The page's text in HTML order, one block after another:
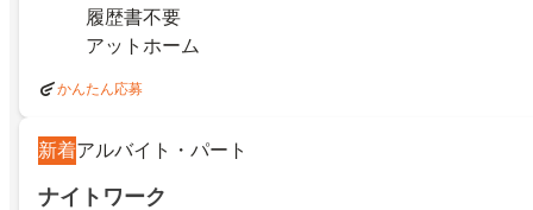
履歴書不要
アットホーム
かんたん応募
新着アルバイト・パート
ナイトワーク